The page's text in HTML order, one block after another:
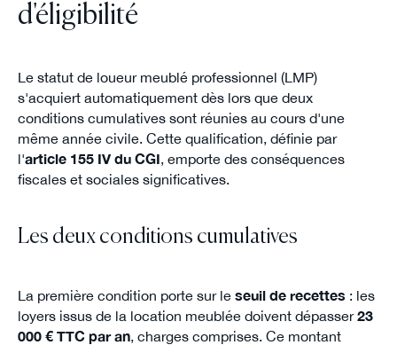
d'éligibilité
Le statut de loueur meublé professionnel (LMP)
s'acquiert automatiquement dès lors que deux
conditions cumulatives sont réunies au cours d'une
même année civile. Cette qualification, définie par
l'article 155 IV du CGI, emporte des conséquences
fiscales et sociales significatives.
Les deux conditions cumulatives
La première condition porte sur le seuil de recettes : les
loyers issus de la location meublée doivent dépasser23
000 € TTC par an, charges comprises. Ce montant